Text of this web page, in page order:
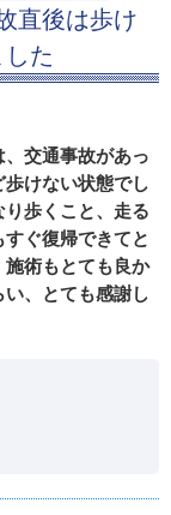
直後は歩け
た
交通事故があっ
けない状態でし
歩くこと、走る
ぐ復帰できてと
術もとても良か
、とても感謝し